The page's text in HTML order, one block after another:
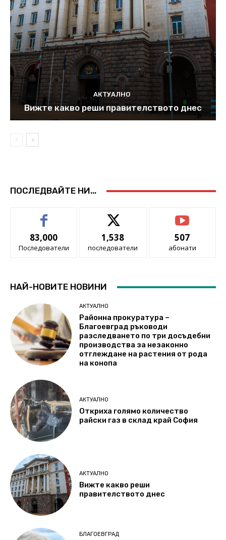
АКТУАЛНО
Вижте какво реши правителството днес
ПОСЛЕДВАЙТЕ НИ...
83,000
Последователи
1,538
последователи
507
абонати
НАЙ-НОВИТЕ НОВИНИ
АКТУАЛНО
Районна прокуратура –
Благоевград ръководи
разследването по три досъдебни
производства за незаконно
отглеждане на растения от рода
на конопа
АКТУАЛНО
Откриха голямо количество
райски газ в склад край София
АКТУАЛНО
Вижте какво реши
правителството днес
БЛАГОЕВГРАД